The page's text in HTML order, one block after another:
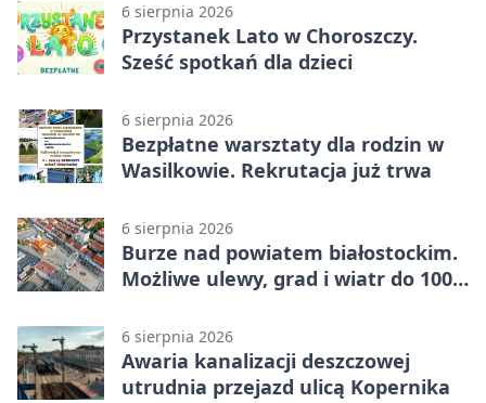
6 sierpnia 2026
Przystanek Lato w Choroszczy.
Sześć spotkań dla dzieci
6 sierpnia 2026
Bezpłatne warsztaty dla rodzin w
Wasilkowie. Rekrutacja już trwa
6 sierpnia 2026
Burze nad powiatem białostockim.
Możliwe ulewy, grad i wiatr do 100
6 sierpnia 2026
Awaria kanalizacji deszczowej
utrudnia przejazd ulicą Kopernika